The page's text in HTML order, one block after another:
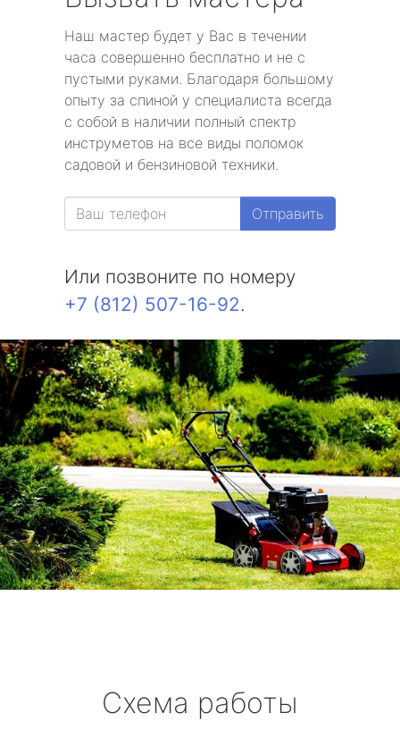
Наш мастер будет у Вас в течении
часа совершенно бесплатно и не с
пустыми руками. Благодаря большому
опыту за спиной у специалиста всегда
с собой в наличии полный спектр
инструметов на все виды поломок
садовой и бензиновой техники.
Отправить
Или позвоните по номеру
+7 (812) 507-16-92.
Схема работы